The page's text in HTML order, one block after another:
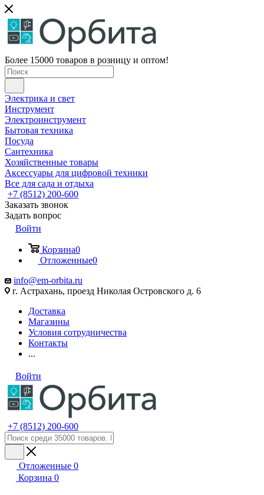
Более 15000 товаров в розницу и оптом!
Электрика и свет
Инструмент
Электроинструмент
Бытовая техника
Посуда
Сантехника
Хозяйственные товары
Аксессуары для цифровой техники
Все для сада и отдыха
+7 (8512) 200-600
Заказать звонок
Задать вопрос
Войти
Корзина0
Отложенные0
info@em-orbita.ru
г. Астрахань, проезд Николая Островского д. 6
Доставка
Магазины
Условия сотрудничества
Контакты
...
Войти
+7 (8512) 200-600
Отложенные 0
Корзина 0